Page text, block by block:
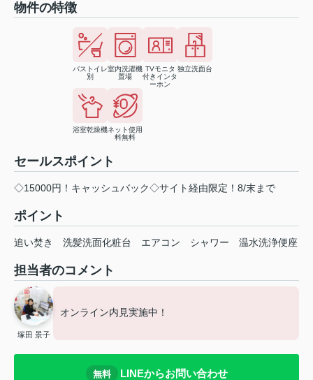
物件の特徴
バストイレ
別
室内洗濯機
置場
TVモニタ
付きインタ
ーホン
独立洗面台
浴室乾燥機ネット使用
料無料
セールスポイント
◇15000円！キャッシュバック◇サイト経由限定！8/末まで
ポイント
追い焚き 洗髪洗面化粧台 エアコン シャワー 温水洗浄便座
担当者のコメント
塚田 景子
オンライン内見実施中！
無料 LINEからお問い合わせ